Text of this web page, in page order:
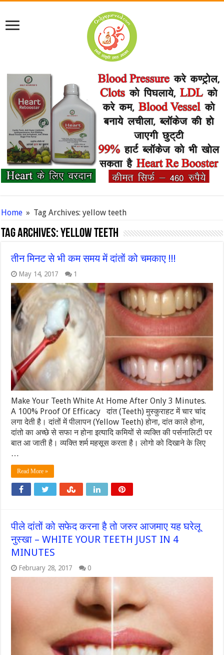
Home » Tag Archives: yellow teeth
Tag Archives:yellow teeth
तीन मिनट से भी कम समय में दांतों को चमकाए !!!
May 14, 2017 1
Make Your Teeth White At Home After Only 3 Minutes.
A 100% Proof Of Efficacy दांत (Teeth) मुस्कुराहट में चार चांद
लगा देती है। दांतों में पीलापन (Yellow Teeth) होना, दांत काले होना,
दांतो का अच्छे से सफा न होना इत्यादि कमियों से व्यक्ति की पर्सनालिटी पर
बात आ जाती है। व्यक्ति शर्म महसूस करता है। लोगो को दिखाने के लिए
…
Read More »
पीले दांतों को सफेद करना है तो जरुर आजमाए यह घरेलू
नुस्खा – WHITE YOUR TEETH JUST IN 4
MINUTES
February 28, 2017 0